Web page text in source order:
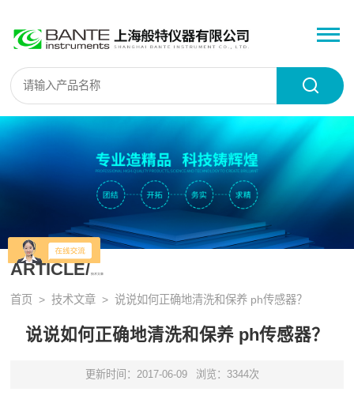
ARTICLE/技术文章
首页 >技术文章 > 说说如何正确地清洗和保养 ph传感器？
说说如何正确地清洗和保养 ph传感器？
更新时间：2017-06-09 浏览：3344次